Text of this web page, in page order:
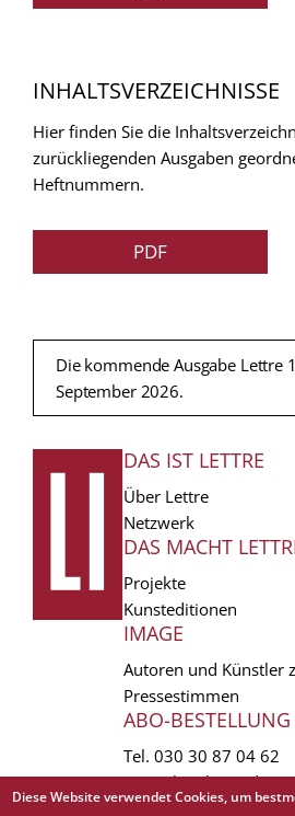
INHALTSVERZEICHNISSE
Hier finden Sie die
zurückliegenden Ausgaben
Heftnummern.
PDF
Die kommende Ausgabe Lettre
September 2026.
FUSSZEILE
DAS IST LETTRE
Über Lettre
Netzwerk
DAS MACHT
Projekte
Kunsteditionen
IMAGE
Autoren und Künstler
Pressestimmen
ABO-BESTELLUNG
Tel. 030 30 87 04 62
vertrieb(at)lettre.de
Diese Website verwendet Cookies, um